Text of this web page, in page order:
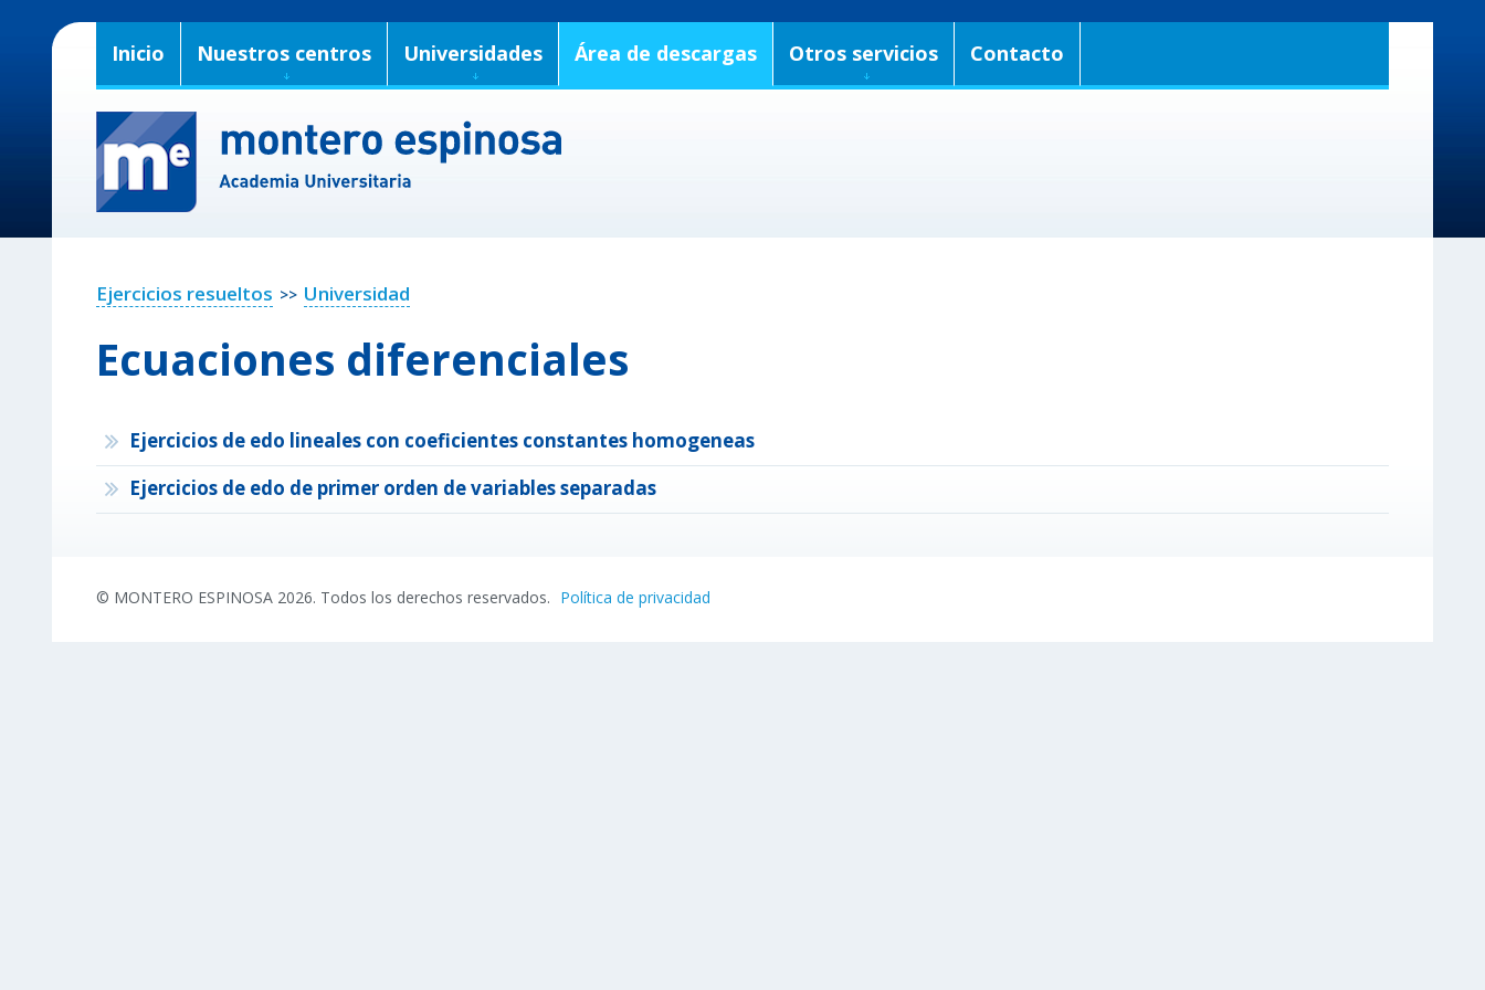
Inicio Nuestros centros Universidades Área de descargas Otros servicios Contacto
Ejercicios resueltos >> Universidad
Ecuaciones diferenciales
Ejercicios de edo lineales con coeficientes constantes homogeneas
Ejercicios de edo de primer orden de variables separadas
© MONTERO ESPINOSA 2026. Todos los derechos reservados. Política de privacidad